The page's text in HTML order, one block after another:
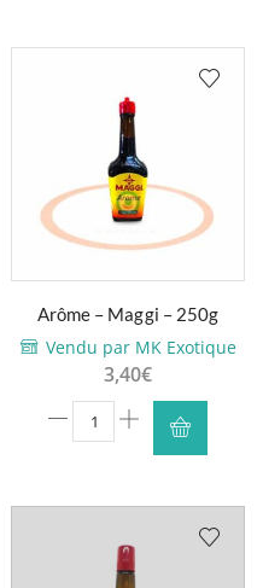
-
Arôme – Maggi – 250g
Vendu par MK Exotique
3,40€
quantité
de
-